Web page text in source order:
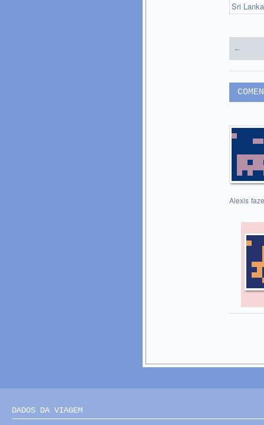
Sri Lanka
←
Alexis
DADOS DA VIAGEM